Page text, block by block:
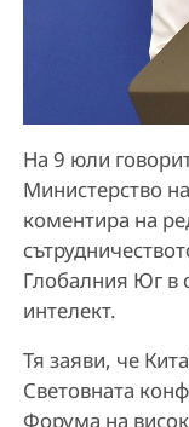
На 9 юли
Министерство
коментира на
Глобалния Юг в
интелект.
Тя заяви, че
Световната
Форума на